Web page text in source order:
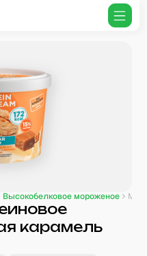
Высокобелковое мороженое
карамель